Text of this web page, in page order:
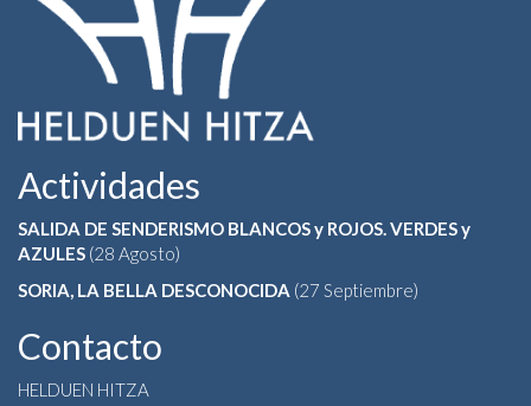
Actividades
SALIDA DE SENDERISMO BLANCOS y ROJOS. VERDES y
AZULES (28 Agosto)
SORIA, LA BELLA DESCONOCIDA (27 Septiembre)
Contacto
HELDUEN HITZA